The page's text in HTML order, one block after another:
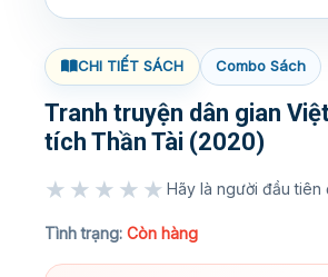
CHI TIẾT SÁCH Combo Sách
Tranh truyện dân gian
tích Thần Tài (2020)
★★★★★ Hãy là người đầu tiên
Tình trạng: Còn hàng